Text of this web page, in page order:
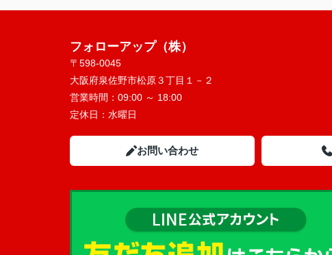
フォローアップ（株）
〒598-0045
大阪府泉佐野市松原３丁目１－２
営業時間： 09:00 ～ 18:00
定休日： 水曜日
お問い合わせ